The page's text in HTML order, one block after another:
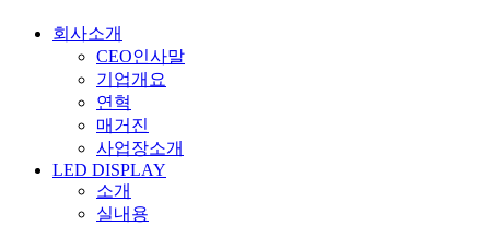
회사소개
CEO인사말
기업개요
연혁
매거진
사업장소개
LED DISPLAY
소개
실내용